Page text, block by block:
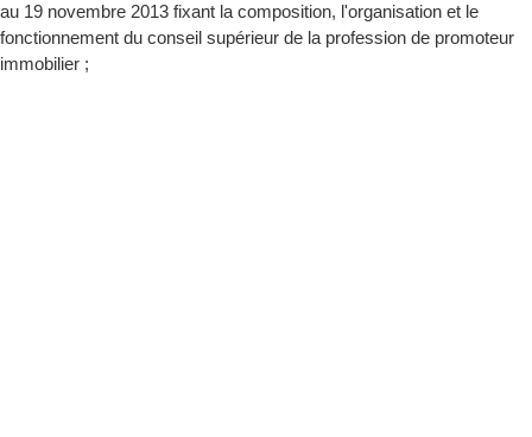
au 19 novembre 2013 fixant la composition, l'organisation et le
fonctionnement du conseil supérieur de la profession de promoteur
immobilier ;